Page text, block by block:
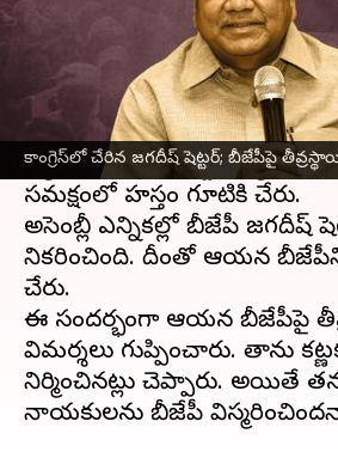
కాంగ్రెస్‌లో చేరిన జగదీష్ షెట్టర్; బీజేపీపై
ఈ వార్తాకథనం ఏంటి
కర్ణాటక
మాజీ ముఖ్యమంత్రి, బీజేపీ
జగదీశ్ శెట్టర్ సోమవారం
కార్యాలయంలో ఆ పార్టీ అధ్యక్షుడు
సమక్షంలో హస్తం గూటికి చేరారు.
అసెంబ్లీ ఎన్నికల్లో బీజేపీ జగదీష్
నిరాకరించింది. దీంతో ఆయన
చేరారు.
ఈ సందర్భంగా ఆయన బీజేపీపై
విమర్శలు గుప్పించారు. తాను
నిర్మించినట్లు చెప్పారు. అయితే